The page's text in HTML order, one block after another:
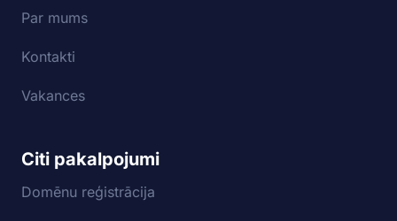
Par mums
Kontakti
Vakances
Citi pakalpojumi
Domēnu reģistrācija